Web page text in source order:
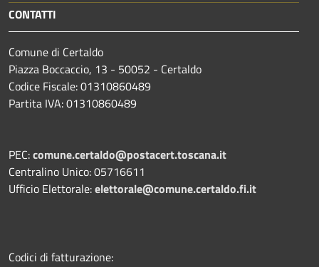
CONTATTI
Comune di Certaldo
Piazza Boccaccio, 13 - 50052 - Certaldo
Codice Fiscale: 01310860489
Partita IVA: 01310860489
PEC:comune.certaldo@postacert.toscana.it
Centralino Unico: 05716611
Ufficio Elettorale:elettorale@comune.certaldo.fi.it
Codici di fatturazione: